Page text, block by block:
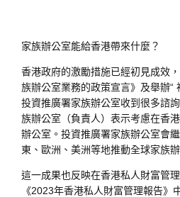
家族辦公室能給香港帶來什麼？
香港政府的激勵措施已經初見成效
族辦公室業務的政策宣言》及舉辦“
投資推廣署家族辦公室收到很多諮
族辦公室（負責人）表示考慮在香
辦公室。投資推廣署家族辦公室會
東、歐洲、美洲等地推動全球家族
這一成果也反映在香港私人財富管
《2023年香港私人財富管理報告》